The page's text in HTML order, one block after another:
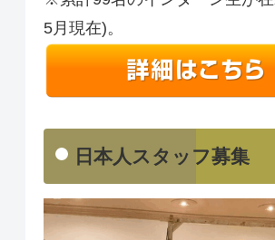
5月現在)。
日本人スタッフ募集